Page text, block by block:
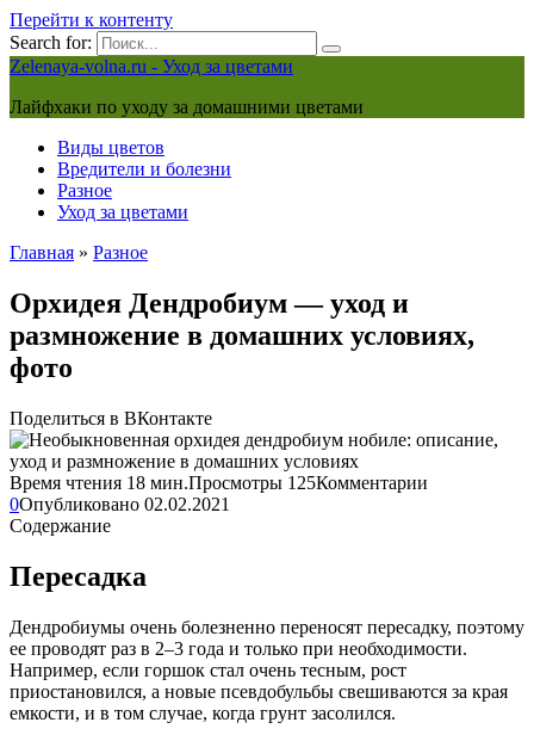
Перейти к контенту
Search for:
Zelenaya-volna.ru - Уход за цветами
Лайфхаки по уходу за домашними цветами
Виды цветов
Вредители и болезни
Разное
Уход за цветами
Главная » Разное
Орхидея Дендробиум — уход и
размножение в домашних условиях,
фото
Поделиться в ВКонтакте
Время чтения 18 мин.Просмотры 125Комментарии
0Опубликовано 02.02.2021
Содержание
Пересадка
Дендробиумы очень болезненно переносят пересадку, поэтому
ее проводят раз в 2–3 года и только при необходимости.
Например, если горшок стал очень тесным, рост
приостановился, а новые псевдобульбы свешиваются за края
емкости, и в том случае, когда грунт засолился.